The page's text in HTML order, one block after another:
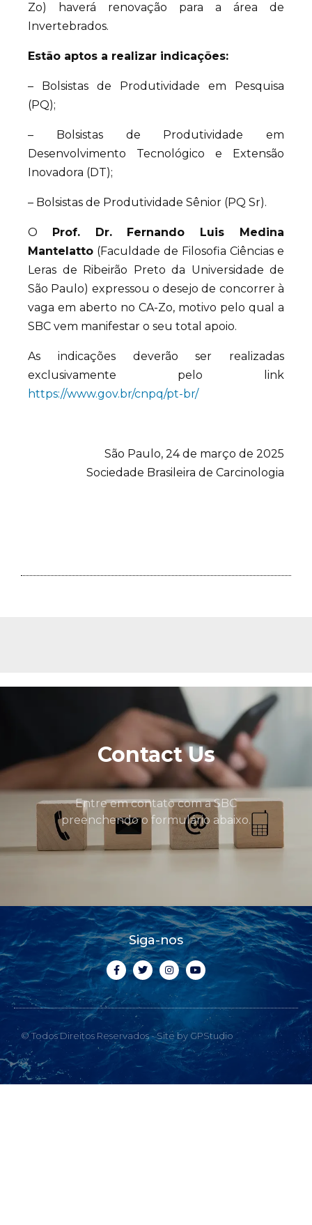
Zo) haverá renovação para a área de
Invertebrados.
Estão aptos a realizar indicações:
– Bolsistas de Produtividade em Pesquisa
(PQ);
– Bolsistas de Produtividade em
Desenvolvimento Tecnológico e Extensão
Inovadora (DT);
– Bolsistas de Produtividade Sênior (PQ Sr).
O Prof. Dr. Fernando Luis Medina
Mantelatto (Faculdade de Filosofia Ciências e
Leras de Ribeirão Preto da Universidade de
São Paulo) expressou o desejo de concorrer à
vaga em aberto no CA-Zo, motivo pelo qual a
SBC vem manifestar o seu total apoio.
As indicações deverão ser realizadas
exclusivamente pelo link
https://www.gov.br/cnpq/pt-br/
São Paulo, 24 de março de 2025
Sociedade Brasileira de Carcinologia
Contact Us
Entre em contato com a SBC
preenchendo o formulário abaixo.
Siga-nos
© Todos Direitos Reservados - Site by GPStudio